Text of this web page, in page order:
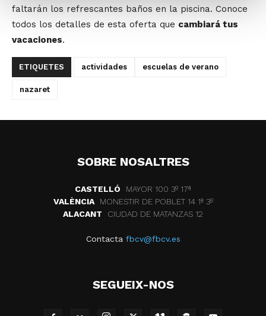
faltarán los refrescantes baños en la piscina. Conoce
todos los detalles de esta oferta que cambiará tus
vacaciones.
ETIQUETES actividades escuelas de verano
nazaret
SOBRE NOSALTRES
CASTELLÓ
MAYOR 100 3º 17ª
VALÈNCIA
MONESTIR DE POBLET 14 1ª 3º
ALACANT
CIUDAD DE MATANZAS 12
Contacta fbcv@fbcv.es
SEGUEIX-NOS